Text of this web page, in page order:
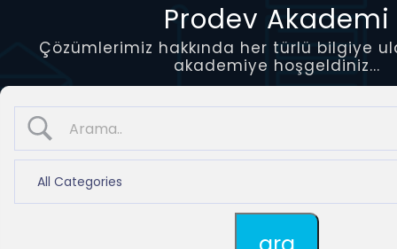
Prodev Akademi
Çözümlerimiz hakkında her türlü bilgiye
akademiye hoşgeldiniz...